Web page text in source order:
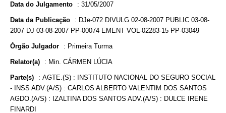
Data do Julgamento : 31/05/2007
Data da Publicação : DJe-072 DIVULG 02-08-2007 PUBLIC 03-08-
2007 DJ 03-08-2007 PP-00074 EMENT VOL-02283-15 PP-03049
Órgão Julgador : Primeira Turma
Relator(a) : Min. CÁRMEN LÚCIA
Parte(s) : AGTE.(S) : INSTITUTO NACIONAL DO SEGURO SOCIAL
- INSS ADV.(A/S) : CARLOS ALBERTO VALENTIM DOS SANTOS
AGDO.(A/S) : IZALTINA DOS SANTOS ADV.(A/S) : DULCE IRENE
FINARDI